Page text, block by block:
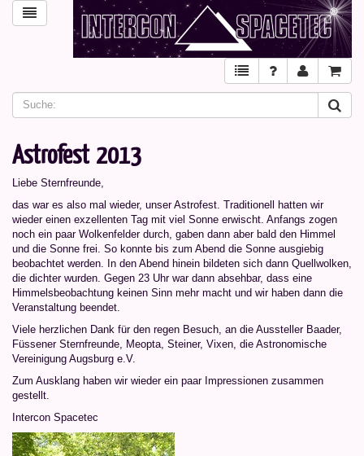
Astrofest 2013
Liebe Sternfreunde,
das war es also mal wieder, unser Astrofest. Traditionell hatten wir
wieder einen exzellenten Tag mit viel Sonne erwischt. Anfangs zogen
noch ein paar Wolkenfelder durch, gaben dann aber bald den Himmel
und die Sonne frei. So konnte bis zum Abend die Sonne ausgiebig
beobachtet werden. In den Abend hinein bildeten sich dann Quellwolken,
die dichter wurden. Gegen 23 Uhr war dann absehbar, dass eine
Himmelsbeobachtung keinen Sinn mehr macht und wir haben dann die
Veranstaltung beendet.
Viele herzlichen Dank für den regen Besuch, an die Aussteller Baader,
Füssener Sternfreunde, Meopta, Steiner, Vixen, die Astronomische
Vereinigung Augsburg e.V.
Zum Ausklang haben wir wieder ein paar Impressionen zusammen
gestellt.
Intercon Spacetec